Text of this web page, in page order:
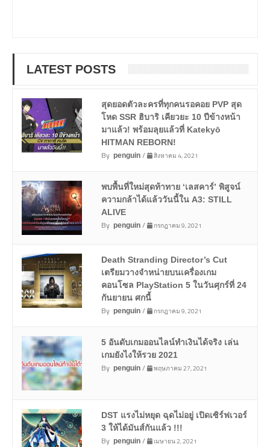
LATEST POSTS
สุดยอดตัวละครที่ทุกคนรอคอย PVP สุด
โหด SSR ฮิบาริ เคียวยะ 10 ปีข้างหน้า
มาแล้ว! พร้อมลุยแล้วที่ Katekyō
HITMAN REBORN!
By penguin/ สิงหาคม 4, 2021
พบพื้นที่ใหม่สุดท้าทาย ‘เลสคาร์’ พิสูจน์
ความกล้าได้แล้ววันนี้ใน A3: STILL
ALIVE
By penguin/ กรกฎาคม 9, 2021
Death Stranding Director’s Cut
เตรียมวางจำหน่ายบนเครื่องเกม
คอนโซล PlayStation 5 ในวันศุกร์ที่ 24
กันยายน ศกนี้
By penguin/ กรกฎาคม 9, 2021
5 อันดับเกมออนไลน์ทำเงินได้จริง เล่น
เกมยังไงให้รวย 2021
By penguin/ พฤษภาคม 27, 2021
DST แรงไม่หยุด ฉุดไม่อยู่ เปิดเซิร์ฟเวอร์
3 ให้ได้มันส์กันแล้ว !!!
By penguin/ เมษายน 2, 2021